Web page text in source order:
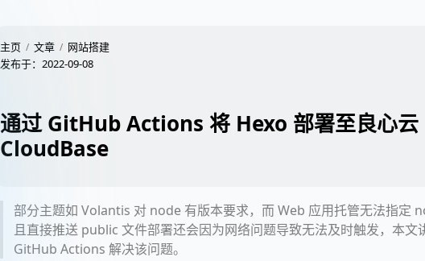
主页 文章
网站搭建
发布于： 2022-09-08
通过 GitHub Actions 将 Hexo 部署至良心云
CloudBase
部分主题如 Volantis 对 node 有版本要求，而 Web 应用托管无法指定
且直接推送 public 文件部署还会因为网络问题导致无法及时触发，本文
GitHub Actions 解决该问题。